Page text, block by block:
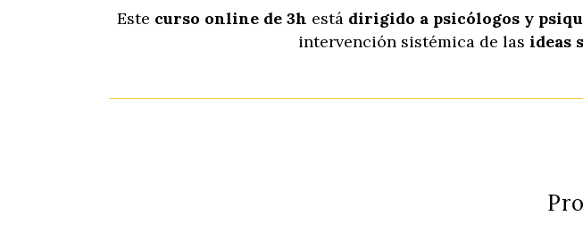
Este curso online de 3h está dirigido a psicólogos y
intervención sistémica de las ideas